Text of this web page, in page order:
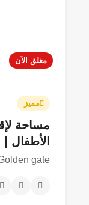
مغلق الآن
مميز
مساحة
الأطفال | Wonka Land
gate